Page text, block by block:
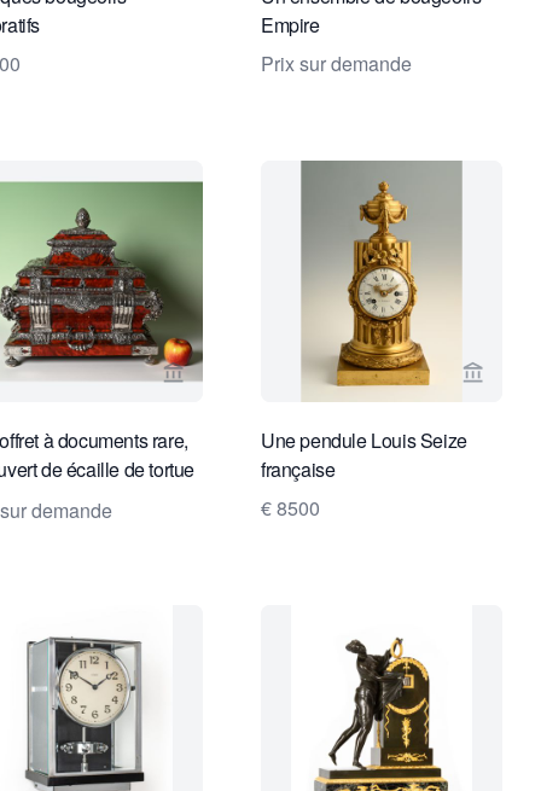
Empire
Prix sur demande
de Van Dreven Antique Clocks
Voir la page vendeur de Limburg
à documents rare,
de écaille de tortue
demande
Voir la
Une pendule Louis Seize
française
€ 8500